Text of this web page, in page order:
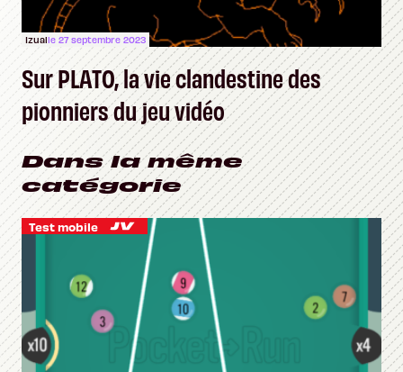
Izualle 27 septembre 2023
Sur PLATO, la vie clandestine des
pionniers du jeu vidéo
Dans la même
catégorie
Test mobile